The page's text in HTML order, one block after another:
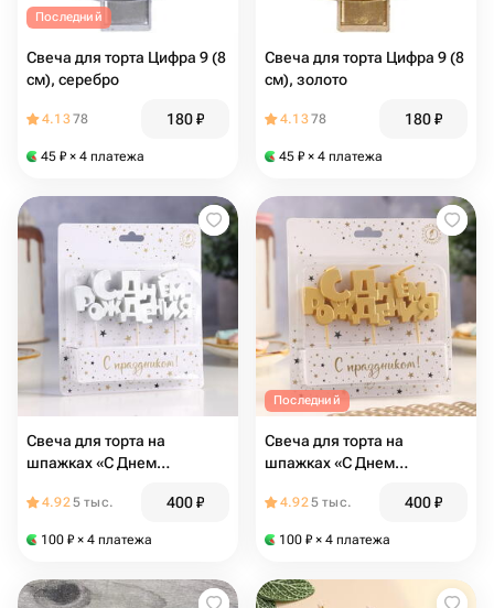
Последний
Свеча для торта Цифра 9 (8
см), серебро
4.1378 180₽
45 ₽ × 4 платежа
Свеча для торта Цифра 9 (8
см), золото
4.1378 180₽
45 ₽ × 4 платежа
Свеча для торта на
шпажках «С Днем
4.925 тыс. 400₽
100 ₽ × 4 платежа
Последний
Свеча для торта на
шпажках «С Днем
4.925 тыс. 400₽
100 ₽ × 4 платежа